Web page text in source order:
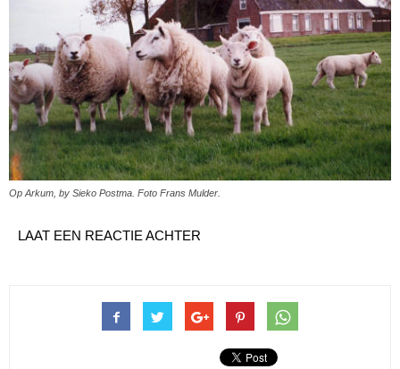
Op Arkum, by Sieko Postma. Foto Frans Mulder.
LAAT EEN REACTIE ACHTER